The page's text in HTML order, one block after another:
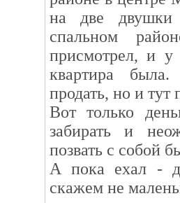
на две двушки
спальном
присмотрел, и
квартира была.
продать, но и тут
Вот только
забирать и
позвать с собой
А пока ехал -
скажем не